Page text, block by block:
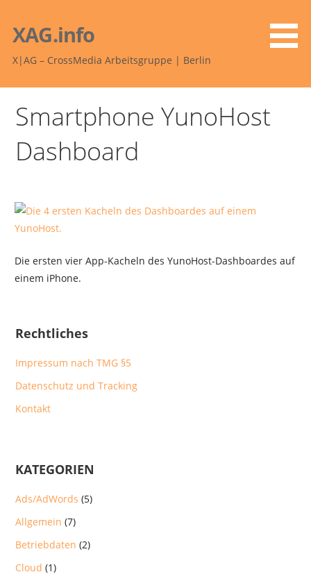
Inhalt
springen
XAG.info
X|AG – CrossMedia Arbeitsgruppe | Berlin
Smartphone YunoHost
Dashboard
Die ersten vier App-Kacheln des YunoHost-Dashboardes auf
einem iPhone.
Rechtliches
Impressum nach TMG §5
Datenschutz und Tracking
Kontakt
KATEGORIEN
Ads/AdWords (5)
Allgemein (7)
Betriebdaten (2)
Cloud (1)